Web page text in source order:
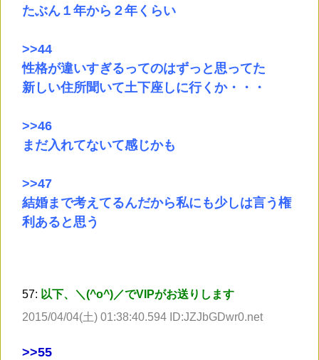
たぶん１年から２年くらい
>>44
性格が違いすぎるってのはずっと思ってた
新しい住所聞いて土下座しに行くか・・・
>>46
まだ入れてないて感じかも
>>47
結婚まで考えてるんだから私にも少しは言う権
利あると思う
57: 以下、＼(^o^)／でVIPがお送りします
2015/04/04(土) 01:38:40.594 ID:JZJbGDwr0.net
>>55